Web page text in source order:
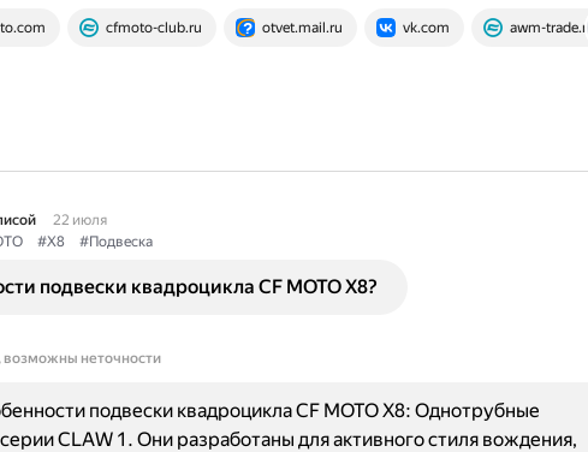
cfmoto-club.ru otvet.mail.ru vk.com awm-trade.ru
22 июля
#X8 #Подвеска
подвески квадроцикла CF MOTO X8?
возможны неточности
подвески квадроцикла CF MOTO X8: Однотрубные
CLAW 1. Они разработаны для активного стиля вождения,